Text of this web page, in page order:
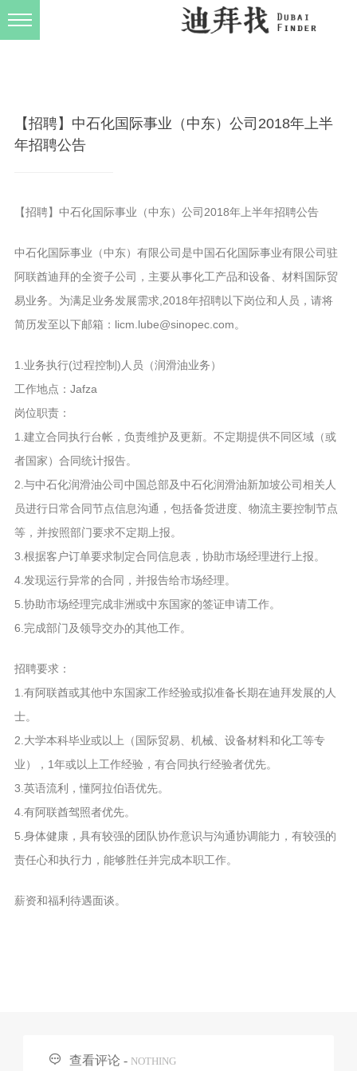
【招聘】中石化国际事业（中东）公司2018年上半
年招聘公告
【招聘】中石化国际事业（中东）公司2018年上半年招聘公告
中石化国际事业（中东）有限公司是中国石化国际事业有限公司驻
阿联酋迪拜的全资子公司，主要从事化工产品和设备、材料国际贸
易业务。为满足业务发展需求,2018年招聘以下岗位和人员，请将
简历发至以下邮箱：licm.lube@sinopec.com。
1.业务执行(过程控制)人员（润滑油业务）
工作地点：Jafza
岗位职责：
1.建立合同执行台帐，负责维护及更新。不定期提供不同区域（或
者国家）合同统计报告。
2.与中石化润滑油公司中国总部及中石化润滑油新加坡公司相关人
员进行日常合同节点信息沟通，包括备货进度、物流主要控制节点
等，并按照部门要求不定期上报。
3.根据客户订单要求制定合同信息表，协助市场经理进行上报。
4.发现运行异常的合同，并报告给市场经理。
5.协助市场经理完成非洲或中东国家的签证申请工作。
6.完成部门及领导交办的其他工作。
招聘要求：
1.有阿联酋或其他中东国家工作经验或拟准备长期在迪拜发展的人
士。
2.大学本科毕业或以上（国际贸易、机械、设备材料和化工等专
业），1年或以上工作经验，有合同执行经验者优先。
3.英语流利，懂阿拉伯语优先。
4.有阿联酋驾照者优先。
5.身体健康，具有较强的团队协作意识与沟通协调能力，有较强的
责任心和执行力，能够胜任并完成本职工作。
薪资和福利待遇面谈。
 查看评论 - NOTHING